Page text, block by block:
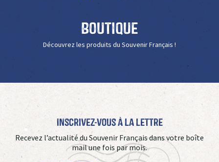
Boutique
Découvrez les produits du Souvenir Français !
Inscrivez-vous à La Lettre
Recevez l’actualité du Souvenir Français dans votre boîte
mail une fois par mois.